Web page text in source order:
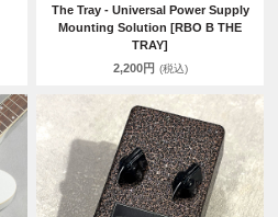
The Tray - Universal Power Supply
Mounting Solution [RBO B THE
TRAY]
2,200円 (税込)